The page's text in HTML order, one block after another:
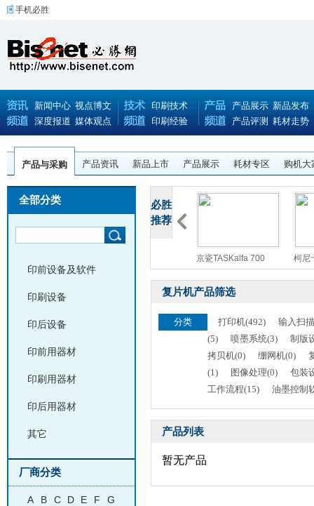
手机必胜
新闻中心 视点博文
深度报道 媒体观点
印刷技术
印刷经验
产品展示 新品发布
产品评测 耗材走势
产品与采购 产品资讯 新品上市 产品展示 耗材专区 购机大
全部分类
印前设备及软件
印刷设备
印后设备
印前用器材
印刷用器材
印后用器材
其它
厂商分类
A B C D E F G
京瓷TASKalfa 700 柯尼
必胜
推荐
复片机产品筛选
分类 打印机(492)
输入扫
(5)
喷墨系统(3)
制版
拷贝机(0)
绷网机(0)
(1)
图像处理(0)
包装
工作流程(15)
油墨控制
产品列表
暂无产品